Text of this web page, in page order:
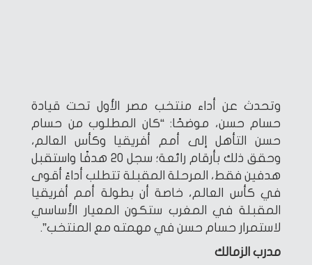
وتحدث عن أداء منتخب مصر الأول تحت قيادة
حسام حسن، موضحًا: “كان المطلوب من حسام
حسن التأهل إلى أمم أفريقيا وكأس العالم،
وحقق ذلك بأرقام رائعة؛ سجل 20 هدفًا واستقبل
هدفين فقط، المرحلة المقبلة تتطلب أداءً أقوى
في كأس العالم، خاصة أن بطولة أمم أفريقيا
المقبلة في المغرب ستكون المعيار الأساسي
لاستمرار حسام حسن في مهمته مع المنتخب”.
مدرب الزمالك